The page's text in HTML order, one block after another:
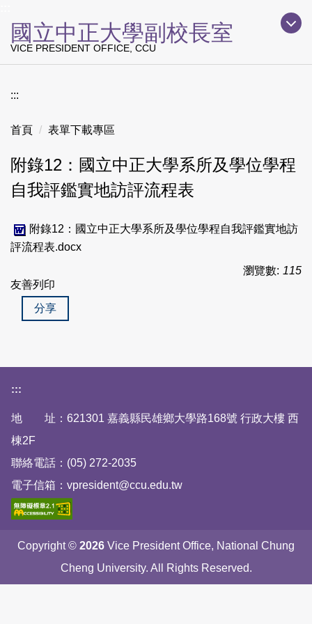
到
主
容
國立中正大學副校長室
VICE PRESIDENT OFFICE, CCU
:::
首頁 表單下載專區
附錄12：國立中正大學系所及學位學程
自我評鑑實地訪評流程表
附錄12：國立中正大學系所及學位學程自我評鑑實地訪
評流程表.docx
瀏覽數: 115
友善列印
分享
:::
地 址：621301 嘉義縣民雄鄉大學路168號 行政大樓 西
棟2F
聯絡電話：(05) 272-2035
電子信箱：vpresident@ccu.edu.tw
Copyright © 2026 Vice President Office, National Chung
Cheng University. All Rights Reserved.